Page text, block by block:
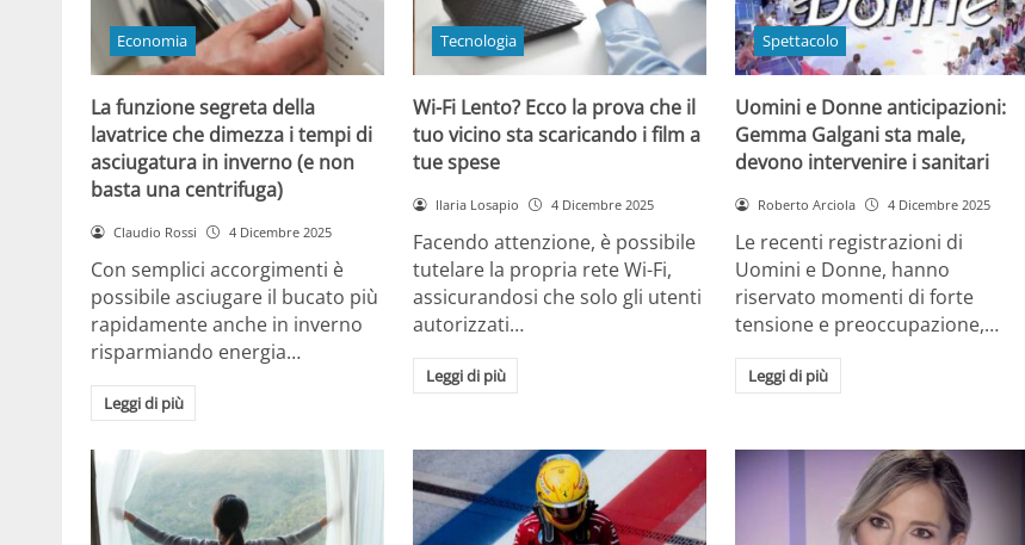
Economia
La funzione segreta della
lavatrice che dimezza i tempi di
asciugatura in inverno (e non
basta una centrifuga)
Claudio Rossi 4 Dicembre 2025
Con semplici accorgimenti è
possibile asciugare il bucato più
rapidamente anche in inverno
risparmiando energia…
Leggi di più
Tecnologia
Wi-Fi Lento? Ecco la prova che il
tuo vicino sta scaricando i film a
tue spese
Ilaria Losapio 4 Dicembre 2025
Facendo attenzione, è possibile
tutelare la propria rete Wi-Fi,
assicurandosi che solo gli utenti
autorizzati…
Leggi di più
Spettacolo
Uomini e Donne anticipazioni:
Gemma Galgani sta male,
devono intervenire i sanitari
Roberto Arciola 4 Dicembre 2025
Le recenti registrazioni di
Uomini e Donne, hanno
riservato momenti di forte
tensione e preoccupazione,…
Leggi di più